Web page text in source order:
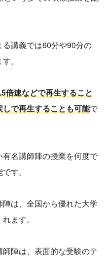
講義では60分や90分の
。
倍速などで再生すること
で再生することも可能で
名講師陣の授業を何度で
す。
は、全国から優れた大学
ます。
陣は、表面的な受験のテ